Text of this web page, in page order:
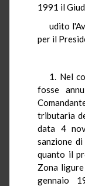
1991 il
udito
per il
1. Nel
fosse
tributaria
data 4
sanzione
quanto il
Zona
gennaio